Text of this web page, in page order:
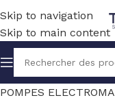
Skip to navigation
Skip to main content
Accueil
POMPES